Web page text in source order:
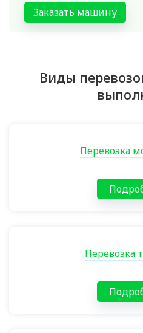
Заказать машину
Виды
Перевозка
Перевозка